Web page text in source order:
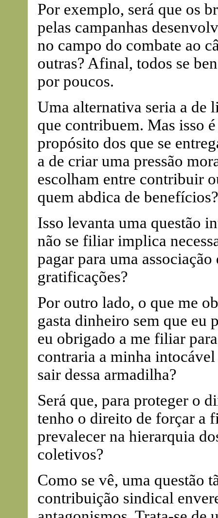
Por exemplo, será que os
pelas campanhas
no campo do combate ao
outras? Afinal, todos se
por poucos.
Uma alternativa seria a de
que contribuem. Mas isso
propósito dos que se
a de criar uma pressão
escolham entre contribuir
quem abdica de benefícios?
Isso levanta uma questão
não se filiar implica
pagar para uma
gratificações?
Por outro lado, o que me
gasta dinheiro sem que eu
eu obrigado a me filiar
contraria a minha
sair dessa armadilha?
Será que, para proteger o
tenho o direito de forçar a
prevalecer na hierarquia
coletivos?
Como se vê, uma questão
contribuição sindical